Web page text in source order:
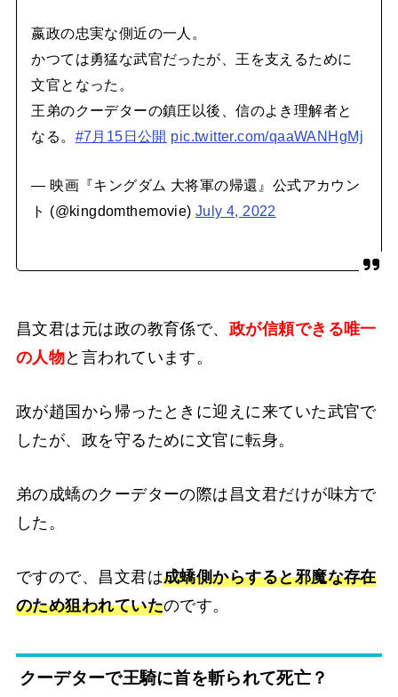
嬴政の忠実な側近の一人。
かつては勇猛な武官だったが、王を支えるために
文官となった。
王弟のクーデターの鎮圧以後、信のよき理解者と
なる。 #7月15日公開 pic.twitter.com/qaaWANHgMj
— 映画『キングダム 大将軍の帰還』公式アカウン
ト (@kingdomthemovie) July 4, 2022
昌文君は元は政の教育係で、 政が信頼できる唯一
の人物と言われています。
政が趙国から帰ったときに迎えに来ていた武官で
したが、政を守るために文官に転身。
弟の成蟜のクーデターの際は昌文君だけが味方で
した。
ですので、昌文君は成蟜側からすると邪魔な存在
のため狙われていたのです。
クーデターで王騎に首を斬られて死亡？